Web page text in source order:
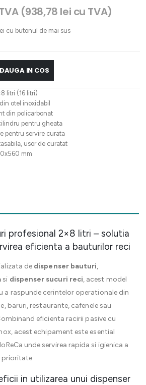
(938,78 lei cu TVA)
cu butonul de mai sus
IN COS
litri (16 litri)
otel inoxidabil
din policarbonat
pentru gheata
pentru servire curata
usor de curatat
mm
profesional 2×8 litri – solutia
eficienta a bauturilor reci
de dispenser bauturi,
si dispenser sucuri reci, acest model
a raspunde cerintelor operationale din
baruri, restaurante, cafenele sau
eficienta racirii pasive cu
acest echipament este esential
unde servirea rapida si igienica a
prioritate.
in utilizarea unui dispenser